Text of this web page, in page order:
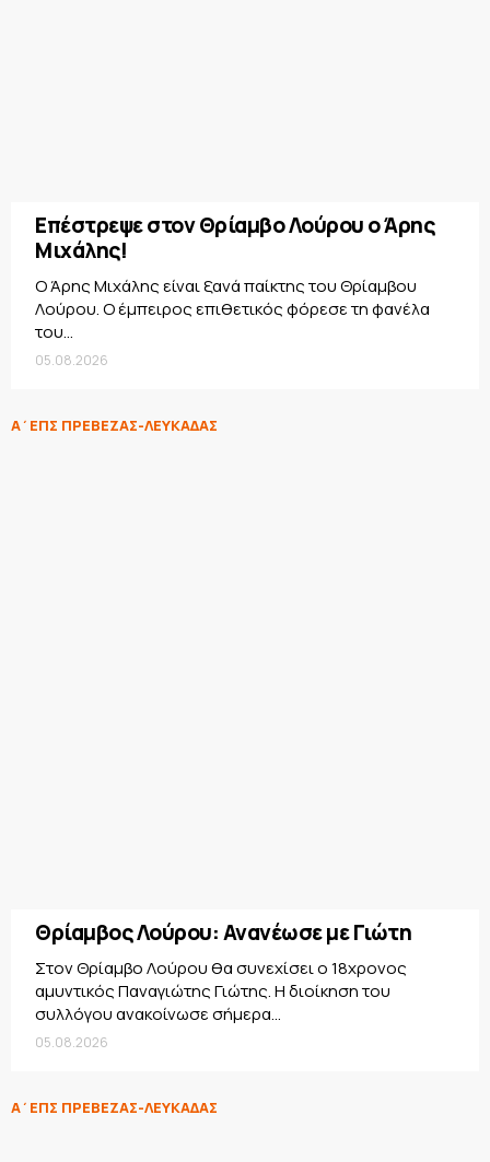
Επέστρεψε στον Θρίαμβο Λούρου ο Άρης
Μιχάλης!
Ο Άρης Μιχάλης είναι ξανά παίκτης του Θρίαμβου
Λούρου. Ο έμπειρος επιθετικός φόρεσε τη φανέλα
του...
05.08.2026
Α΄ΕΠΣ ΠΡΕΒΕΖΑΣ-ΛΕΥΚΑΔΑΣ
Θρίαμβος Λούρου: Ανανέωσε με Γιώτη
Στον Θρίαμβο Λούρου θα συνεχίσει ο 18χρονος
αμυντικός Παναγιώτης Γιώτης. Η διοίκηση του
συλλόγου ανακοίνωσε σήμερα...
05.08.2026
Α΄ΕΠΣ ΠΡΕΒΕΖΑΣ-ΛΕΥΚΑΔΑΣ